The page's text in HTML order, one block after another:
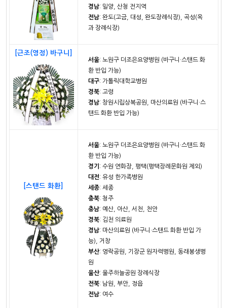
경남: 밀양, 산청 전지역
전남: 완도(고금, 대성, 완도장례식장), 곡성(옥
과 장례식장)
[근조(영정) 바구니]
서울: 노원구 더조은요양병원 (바구니·스탠드 화
환 반입 가능)
대구: 가톨릭대학교병원
경북: 고령
경남: 창원시립상복공원, 마산의료원 (바구니·스
탠드 화환 반입 가능)
[스탠드 화환]
서울: 노원구 더조은요양병원 (바구니·스탠드 화
환 반입 가능)
경기 : 수원 연화장, 평택(평택장례문화원 제외)
대전: 유성 한가족병원
세종: 세종
충북: 청주
충남: 예산, 아산, 서천, 천안
경북: 김천 의료원
경남: 마산의료원 (바구니·스탠드 화환 반입 가
능), 거창
부산: 영락공원, 기장군 원자력병원, 동래봉생병
원
울산: 울주하늘공원 장례식장
전북: 남원, 부안, 정읍
전남: 여수